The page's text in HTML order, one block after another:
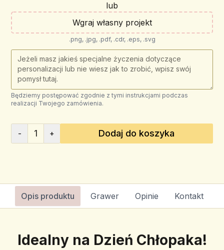
lub
Wgraj własny projekt
.png, .jpg, .pdf, .cdr, .eps, .svg
Będziemy postępować zgodnie z tymi instrukcjami podczas
realizacji Twojego zamówienia.
- 1 + Dodaj do koszyka
Opis produktu Grawer Opinie Kontakt
Idealny na Dzień Chłopaka!